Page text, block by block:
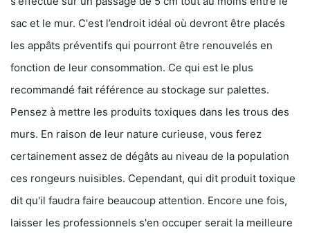
sac et le mur. C'est l’endroit idéal où devront être placés
les appâts préventifs qui pourront être renouvelés en
fonction de leur consommation. Ce qui est le plus
recommandé fait référence au stockage sur palettes.
Pensez à mettre les produits toxiques dans les trous des
murs. En raison de leur nature curieuse, vous ferez
certainement assez de dégâts au niveau de la population
ces rongeurs nuisibles. Cependant, qui dit produit toxique
dit qu'il faudra faire beaucoup attention. Encore une fois,
laisser les professionnels s'en occuper serait la meilleure